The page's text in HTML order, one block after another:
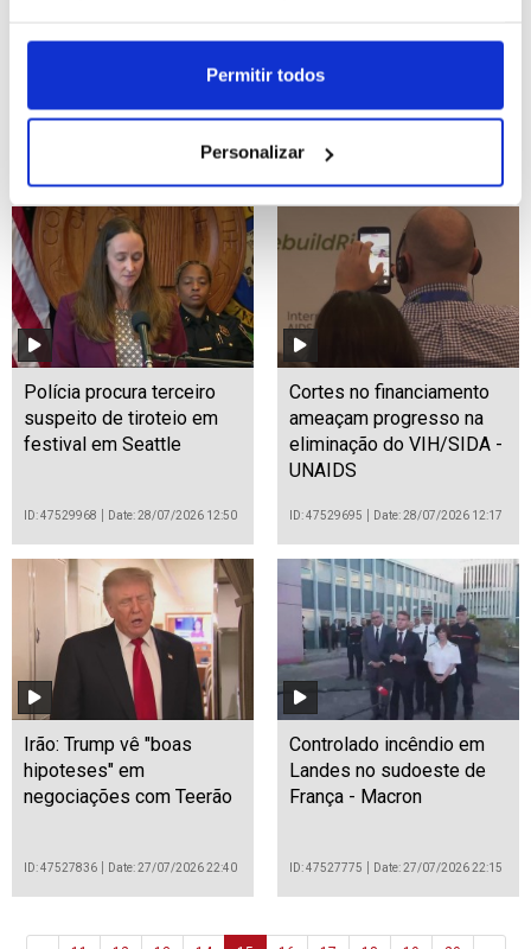
Permitir todos
Personalizar
Exames: Ministro admite
que aulas do secundário
mais tarde (editado)
Date: 28/07/2026 13:59
"O Labirinto do Fauno", de
del Toro, celebra 20 anos
ID: 47530093
Polícia procura terceiro
suspeito de tiroteio em
festival em Seattle
ID: 47529968 Date: 28/07/2026 12:50
Cortes no financiamento
ameaçam progresso na
eliminação do VIH/SIDA -
UNAIDS
ID: 47529695 Date: 28/07/2026 12:17
Irão: Trump vê "boas
hipoteses" em
negociações com Teerão
ID: 47527836 Date: 27/07/2026 22:40
Controlado incêndio em
Landes no sudoeste de
França - Macron
ID: 47527775 Date: 27/07/2026 22:15